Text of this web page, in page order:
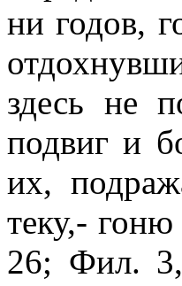
ни годов,
здесь не
подвиг и
их,
теку,-
26; Фил. 3,